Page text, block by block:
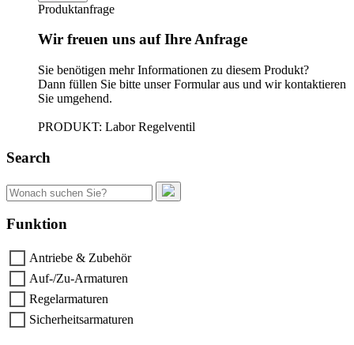
Produktanfrage
Wir freuen uns auf Ihre Anfrage
Sie benötigen mehr Informationen zu diesem Produkt?
Dann füllen Sie bitte unser Formular aus und wir kontaktieren
Sie umgehend.
PRODUKT: Labor Regelventil
Search
Suchen
nach:
Funktion
Antriebe & Zubehör
Auf-/Zu-Armaturen
Regelarmaturen
Sicherheitsarmaturen